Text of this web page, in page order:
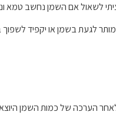
לשאול אם השמן נחשב טמא
לגעת בשמן או יקפיד
של כמות השמן היוצא